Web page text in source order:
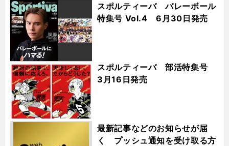
スポルティーバ バレーボール
特集号 Vol.4 6月30日発売
スポルティーバ 部活特集号
3月16日発売
最新記事などのお知らせが届
く プッシュ通知を受け取る方